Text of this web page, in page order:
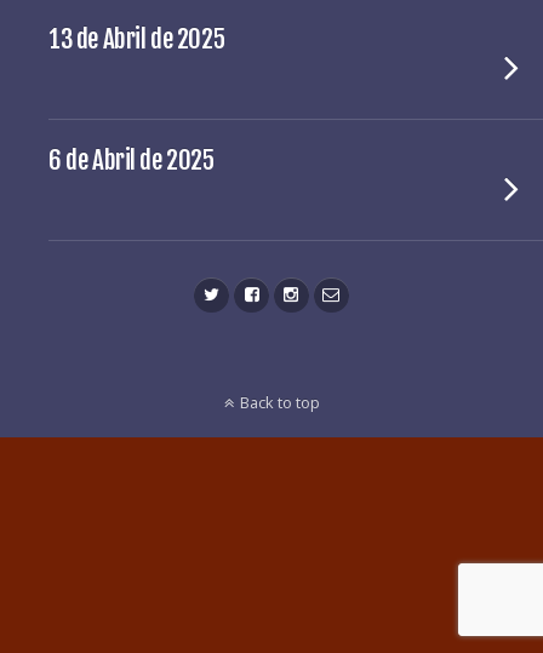
13 de Abril de 2025
6 de Abril de 2025
Back to top